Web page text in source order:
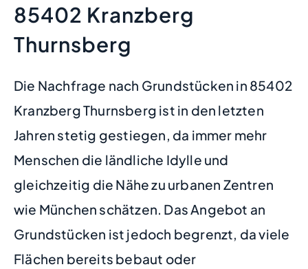
85402 Kranzberg
Thurnsberg
Die Nachfrage nach Grundstücken in 85402
Kranzberg Thurnsberg ist in den letzten
Jahren stetig gestiegen, da immer mehr
Menschen die ländliche Idylle und
gleichzeitig die Nähe zu urbanen Zentren
wie München schätzen. Das Angebot an
Grundstücken ist jedoch begrenzt, da viele
Flächen bereits bebaut oder